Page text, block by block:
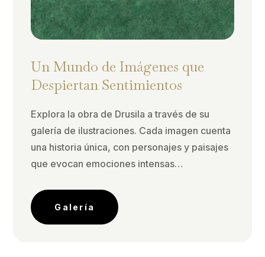
Un Mundo de Imágenes que
Despiertan Sentimientos
Explora la obra de Drusila a través de su
galería de ilustraciones. Cada imagen cuenta
una historia única, con personajes y paisajes
que evocan emociones intensas…
Galería